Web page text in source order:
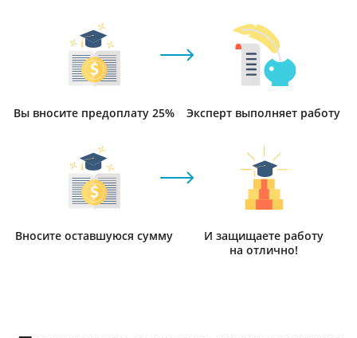
Вы вносите предоплату 25% Эксперт выполняет работу
Вносите оставшуюся сумму
И защищаете работу
на отлично!